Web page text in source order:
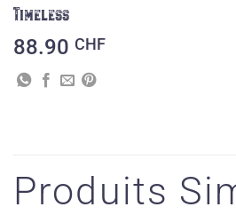
Timeless
88.90 CHF
Produits